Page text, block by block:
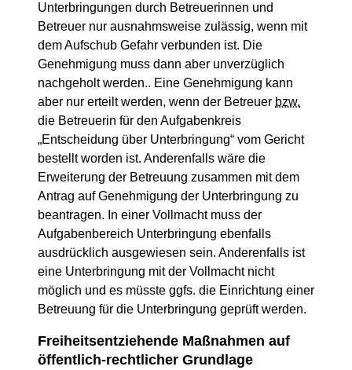
Unterbringungen durch Betreuerinnen und
Betreuer nur ausnahmsweise zulässig, wenn mit
dem Aufschub Gefahr verbunden ist. Die
Genehmigung muss dann aber unverzüglich
nachgeholt werden.. Eine Genehmigung kann
aber nur erteilt werden, wenn der Betreuer bzw.
die Betreuerin für den Aufgabenkreis
„Entscheidung über Unterbringung“ vom Gericht
bestellt worden ist. Anderenfalls wäre die
Erweiterung der Betreuung zusammen mit dem
Antrag auf Genehmigung der Unterbringung zu
beantragen. In einer Vollmacht muss der
Aufgabenbereich Unterbringung ebenfalls
ausdrücklich ausgewiesen sein. Anderenfalls ist
eine Unterbringung mit der Vollmacht nicht
möglich und es müsste ggfs. die Einrichtung einer
Betreuung für die Unterbringung geprüft werden.
Freiheitsentziehende Maßnahmen auf
öffentlich-rechtlicher Grundlage